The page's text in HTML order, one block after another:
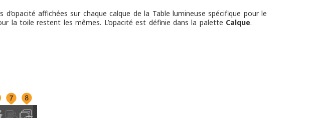
d’opacité affichées sur chaque calque de la Table lumineuse spécifique pour le
la toile restent les mêmes. L’opacité est définie dans la palette Calque.